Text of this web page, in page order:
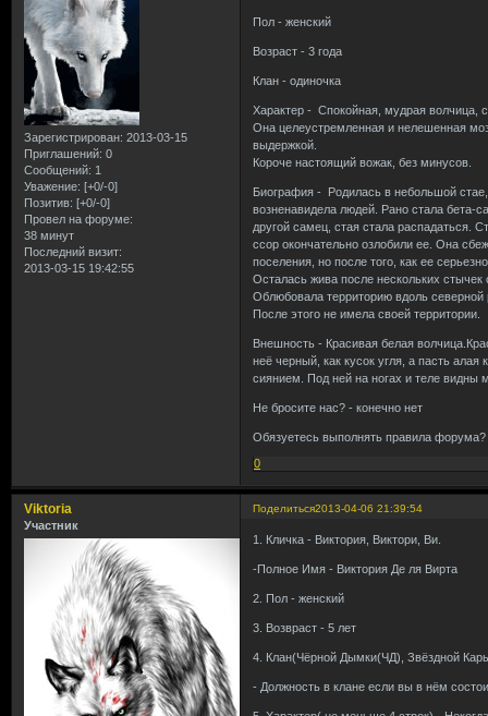
Зарегистрирован: 2013-03-15
Приглашений: 0
Сообщений: 1
Уважение: [+0/-0]
Позитив: [+0/-0]
Провел на форуме:
38 минут
Последний визит:
2013-03-15 19:42:55
Пол - женский
Возраст - 3 года
Клан - одиночка
Характер - Спокойная, мудрая волчица,
Она целеустремленная и нелешенная
выдержкой.
Короче настоящий вожак, без минусов.
Биография - Родилась в небольшой стае,
возненавидела людей. Рано стала бета-
другой самец, стая стала распадаться.
ссор окончательно озлобили ее. Она
поселения, но после того, как ее
Осталась жива после нескольких
Облюбовала территорию вдоль
После этого не имела своей территории.
Внешность - Красивая белая
неё черный, как кусок угля, а пасть
сиянием. Под ней на ногах и теле видны
Не бросите нас? - конечно нет
Обязуетесь выполнять правила
0
Поделиться2013-04-06 21:39:54
Viktoria
Участник
1. Кличка - Виктория, Виктори, Ви.
-Полное Имя - Виктория Де ля Вирта
2. Пол - женский
3. Возвраст - 5 лет
4. Клан(Чёрной Дымки(ЧД), Звёздной
- Должность в клане если вы в нём